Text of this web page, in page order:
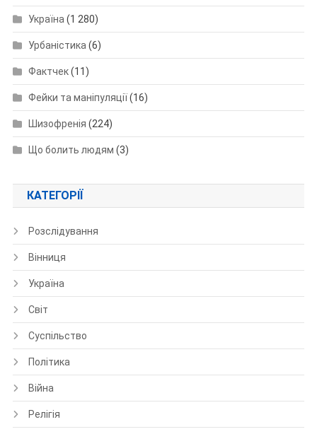
Україна(1 280)
Урбаністика(6)
Фактчек(11)
Фейки та маніпуляції(16)
Шизофренія (224)
Що болить людям (3)
КАТЕГОРІЇ
Розслідування
Вінниця
Україна
Світ
Суспільство
Політика
Війна
Релігія